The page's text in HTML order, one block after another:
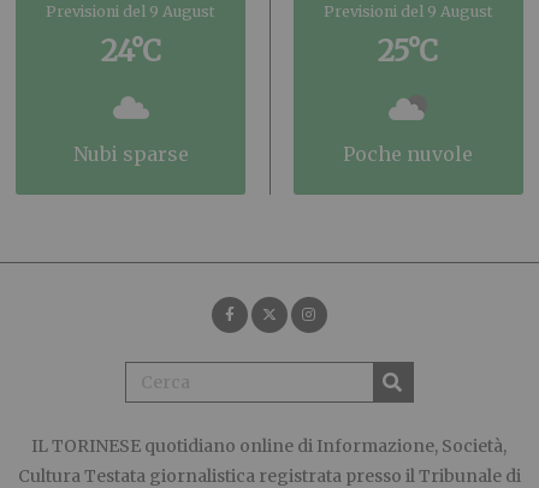
Previsioni del 9 August
24°C
nubi sparse
Previsioni del 9 August
25°C
poche nuvole
IL TORINESE quotidiano online di Informazione, Società,
Cultura Testata giornalistica registrata presso il Tribunale di